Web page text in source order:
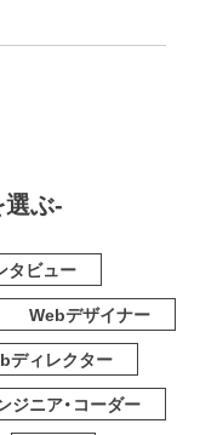
ぶ-
タビュー
Webデザイナー
ディレクター
ジニア・コーダー